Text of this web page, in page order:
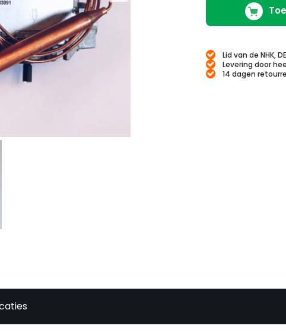
Lid van de NHK,
Levering door
14 dagen